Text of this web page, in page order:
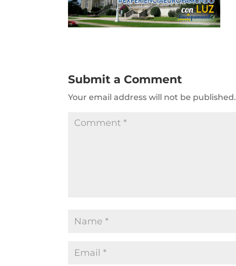
Submit a Comment
Your email address will not be published.